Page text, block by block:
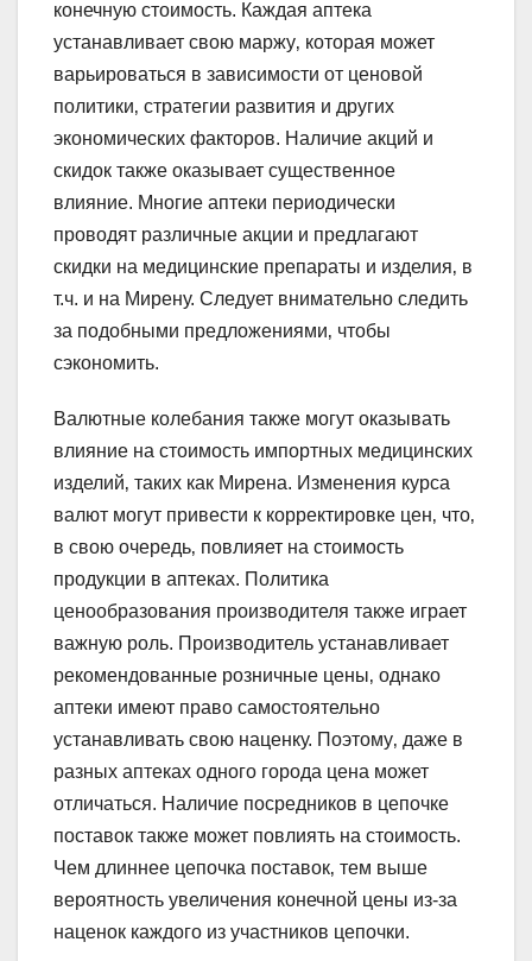
конечную стоимость. Каждая аптека
устанавливает свою маржу‚ которая может
варьироваться в зависимости от ценовой
политики‚ стратегии развития и других
экономических факторов. Наличие акций и
скидок также оказывает существенное
влияние. Многие аптеки периодически
проводят различные акции и предлагают
скидки на медицинские препараты и изделия‚ в
т.ч. и на Мирену. Следует внимательно следить
за подобными предложениями‚ чтобы
сэкономить.
Валютные колебания также могут оказывать
влияние на стоимость импортных медицинских
изделий‚ таких как Мирена. Изменения курса
валют могут привести к корректировке цен‚ что‚
в свою очередь‚ повлияет на стоимость
продукции в аптеках. Политика
ценообразования производителя также играет
важную роль. Производитель устанавливает
рекомендованные розничные цены‚ однако
аптеки имеют право самостоятельно
устанавливать свою наценку. Поэтому‚ даже в
разных аптеках одного города цена может
отличаться. Наличие посредников в цепочке
поставок также может повлиять на стоимость.
Чем длиннее цепочка поставок‚ тем выше
вероятность увеличения конечной цены из-за
наценок каждого из участников цепочки.